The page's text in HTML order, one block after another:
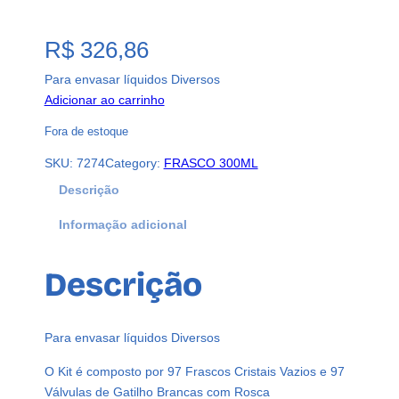
R$326,86
Para envasar líquidos Diversos
Adicionar ao carrinho
Fora de estoque
SKU: 7274Category: FRASCO 300ML
Descrição
Informação adicional
Descrição
Para envasar líquidos Diversos
O Kit é composto por 97 Frascos Cristais Vazios e 97
Válvulas de Gatilho Brancas com Rosca